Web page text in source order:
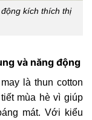
kích thích thị
và năng động
là thun cotton
mùa hè vì giúp
mát. Với kiểu